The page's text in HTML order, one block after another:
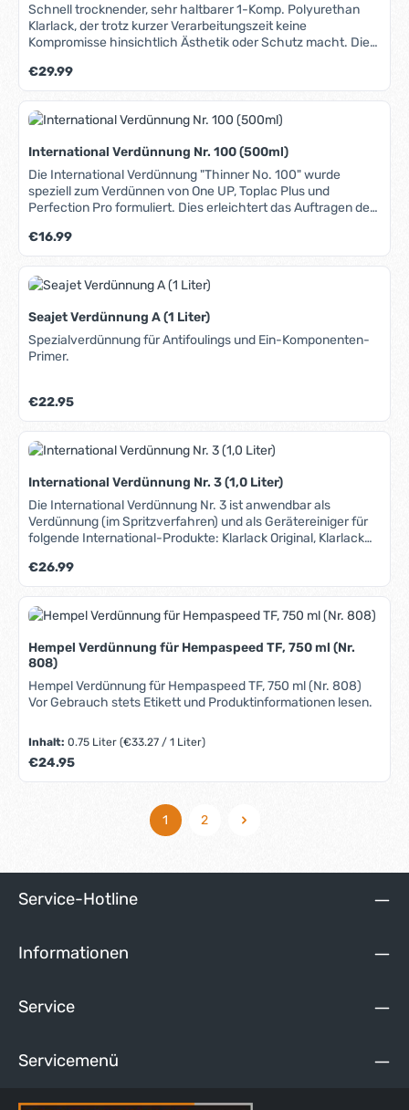
Schnell trocknender, sehr haltbarer 1-Komp. Polyurethan
Klarlack, der trotz kurzer Verarbeitungszeit keine
Kompromisse hinsichtlich Ästhetik oder Schutz macht. Die
Staubeinflüssen und verkürzt die Zeit der Überstreich-
Intervalle. Sie erreichen ein professionelles Ergebnis mit
maximaler Kratz- und Abriebbeständigkeit sowie hoher
Belastungsfähigkeit hinsichtlich Chemikalien, Wasser und
natürliche Holzfarbe erhalten bleibt. Geeignet für alle Innen-
und Außenbereiche. Kann auch direkt auf ölige Hölzer, wie
z.B. Teak oder Iroko, aufgetragen werden.
Regulärer Preis:
€29.99
International Verdünnung Nr. 100 (500ml)
Die International Verdünnung "Thinner No. 100" wurde
speziell zum Verdünnen von One UP, Toplac Plus und
Perfection Pro formuliert. Dies erleichtert das Auftragen des
Bei professioneller Anwendung auch für Spritzverfahren
geeignet. Das Datenblatt mit weiterführenden Infos finden
Sie unter dem Reiter "Media".
Regulärer Preis:
€16.99
Seajet Verdünnung A (1 Liter)
Spezialverdünnung für Antifoulings und Ein-Komponenten-
Primer.
Regulärer Preis:
€22.95
International Verdünnung Nr. 3 (1,0 Liter)
Die International Verdünnung Nr. 3 ist anwendbar als
Verdünnung (im Spritzverfahren) und als Gerätereiniger für
folgende International-Produkte: Klarlack Original, Klarlack
Komponenten-Lacken bei Lackierungen mit Roll- oder
Pinselauftrag verwenden Sie bitte die Verdünnung Nr. 1.
Regulärer Preis:
€26.99
Hempel Verdünnung für Hempaspeed TF, 750 ml (Nr.
808)
Hempel Verdünnung für Hempaspeed TF, 750 ml (Nr. 808)
Vor Gebrauch stets Etikett und Produktinformationen lesen.
Inhalt:0.75 Liter(€33.27 / 1 Liter)
Regulärer Preis:
€24.95
Seite
1
Seite
2
Service-Hotline
Informationen
Service
Servicemenü